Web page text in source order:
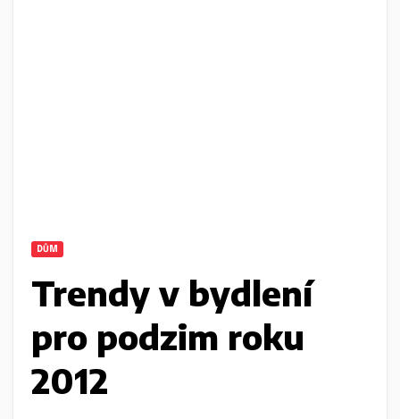
DŮM
Trendy v bydlení
pro podzim roku
2012